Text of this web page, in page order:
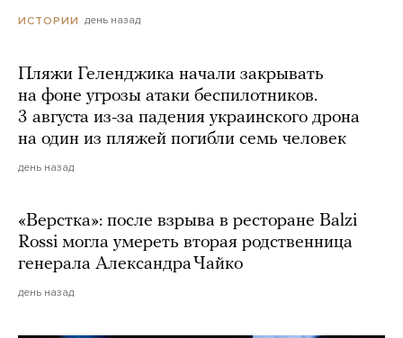
ИСТОРИИ день назад
Пляжи Геленджика начали закрывать
на фоне угрозы атаки беспилотников.
3 августа из-за падения украинского дрона
на один из пляжей погибли семь человек
день назад
«Верстка»: после взрыва в ресторане Balzi
Rossi могла умереть вторая родственница
генерала Александра Чайко
день назад